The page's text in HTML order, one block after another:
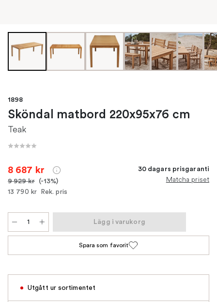
1898
Sköndal matbord 220x95x76 cm
Teak
8 687 kr
9 929 kr (-13%)
13 790 kr Rek. pris
30 dagars prisgaranti
Matcha priset
Lägg i varukorg
Spara som favorit
Utgått ur sortimentet